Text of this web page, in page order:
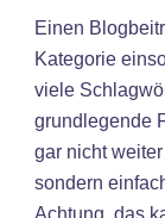
Einen
Kategorie
viele
grundlegende
gar nicht
sondern